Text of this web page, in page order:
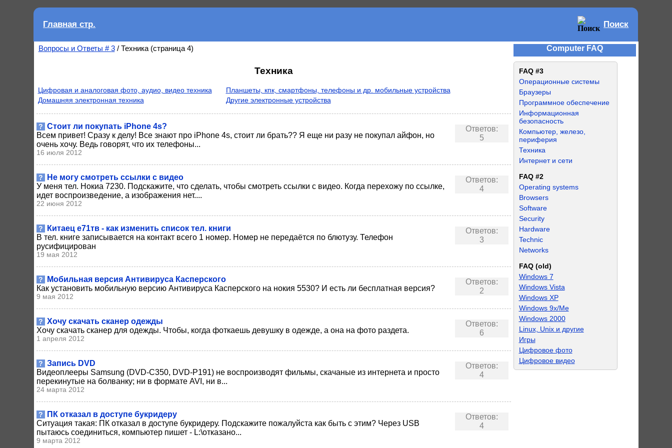
Главная стр. Поиск
Вопросы и Ответы # 3/ Техника (страница 4)
Техника
Цифровая и аналоговая фото, аудио, видео техника
Планшеты, кпк, смартфоны, телефоны и др. мобильные устройства
Домашняя электронная техника
Другие электронные устройства
Ответов:
5
? Стоит ли покупать iPhone 4s?
Всем привет! Сразу к делу! Все знают про iPhone 4s, стоит ли брать?? Я еще ни разу не покупал айфон, но
очень хочу. Ведь говорят, что их телефоны...
16 июля 2012
Ответов:
4
?
Не могу смотреть ссылки с видео
У меня тел. Нокиа 7230. Подскажите, что сделать, чтобы смотреть ссылки с видео. Когда перехожу по ссылке,
идет воспроизведение, а изображения нет....
22 июня 2012
Ответов:
3
?
Китаец е71тв - как изменить список тел. книги
В тел. книге записывается на контакт всего 1 номер. Номер не передаётся по блютузу. Телефон
русифицирован
19 мая 2012
Ответов:
2
?
Мобильная версия Антивируса Касперского
Как установить мобильную версию Антивируса Касперского на нокия 5530? И есть ли бесплатная версия?
9 мая 2012
Ответов:
6
? Хочу скачать сканер одежды
Хочу скачать сканер для одежды. Чтобы, когда фоткаешь девушку в одежде, а она на фото раздета.
1 апреля 2012
Ответов:
4
? Запись DVD
Видеоплееры Samsung (DVD-C350, DVD-P191) не воспроизводят фильмы, скачаные из интернета и просто
перекинутые на болванку; ни в формате AVI, ни в...
24 марта 2012
Ответов:
4
?
ПК отказал в доступе букридеру
Ситуация такая: ПК отказал в доступе букридеру. Подскажите пожалуйста как быть с этим? Через USB
пытаюсь соединиться, компьютер пишет - L:\отказано...
9 марта 2012
Computer FAQ
FAQ #3
Операционные системы
Браузеры
Программное обеспечение
Информационная
безопасность
Компьютер, железо,
периферия
Техника
Интернет и сети
FAQ #2
Operating systems
Browsers
Software
Security
Hardware
Technic
Networks
FAQ (old)
Windows 7
Windows Vista
Windows XP
Windows 9x/Me
Windows 2000
Linux, Unix и другие
Игры
Цифровое фото
Цифровое видео